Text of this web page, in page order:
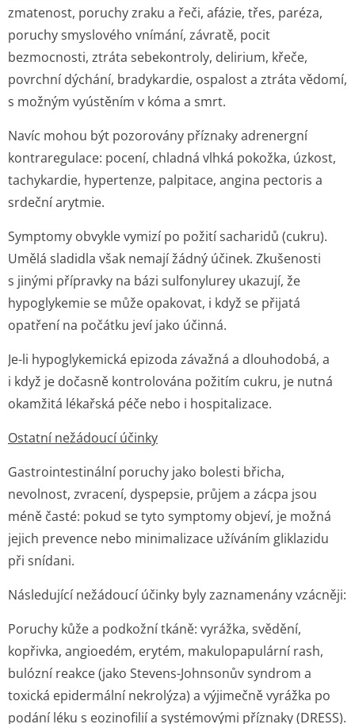
zmatenost, poruchy zraku a řeči, afázie, třes, paréza,
poruchy smyslového vnímání, závratě, pocit
bezmocnosti, ztráta sebekontroly, delirium, křeče,
povrchní dýchání, bradykardie, ospalost a ztráta vědomí,
s možným vyústěním v kóma a smrt.
Navíc mohou být pozorovány příznaky adrenergní
kontraregulace: pocení, chladná vlhká pokožka, úzkost,
tachykardie, hypertenze, palpitace, angina pectoris a
srdeční arytmie.
Symptomy obvykle vymizí po požití sacharidů (cukru).
Umělá sladidla však nemají žádný účinek. Zkušenosti
s jinými přípravky na bázi sulfonylurey ukazují, že
hypoglykemie se může opakovat, i když se přijatá
opatření na počátku jeví jako účinná.
Je-li hypoglykemická epizoda závažná a dlouhodobá, a
i když je dočasně kontrolována požitím cukru, je nutná
okamžitá lékařská péče nebo i hospitalizace.
Ostatní nežádoucí účinky
Gastrointestinální poruchy jako bolesti břicha,
nevolnost, zvracení, dyspepsie, průjem a zácpa jsou
méně časté: pokud se tyto symptomy objeví, je možná
jejich prevence nebo minimalizace užíváním gliklazidu
při snídani.
Následující nežádoucí účinky byly zaznamenány vzácněji:
Poruchy kůže a podkožní tkáně: vyrážka, svědění,
kopřivka, angioedém, erytém, makulopapulární rash,
bulózní reakce (jako Stevens-Johnsonův syndrom a
toxická epidermální nekrolýza) a výjimečně vyrážka po
podání léku s eozinofilií a systémovými příznaky (DRESS).